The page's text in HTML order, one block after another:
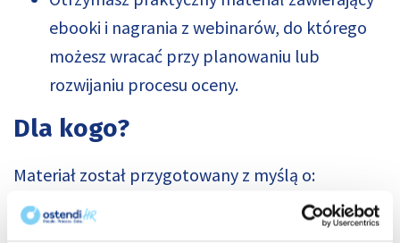
ebooki i nagrania z webinarów, do którego
możesz wracać przy planowaniu lub
rozwijaniu procesu oceny.
Dla kogo?
Materiał został przygotowany z myślą o:
HR Business Partnerach, Specjalistach i